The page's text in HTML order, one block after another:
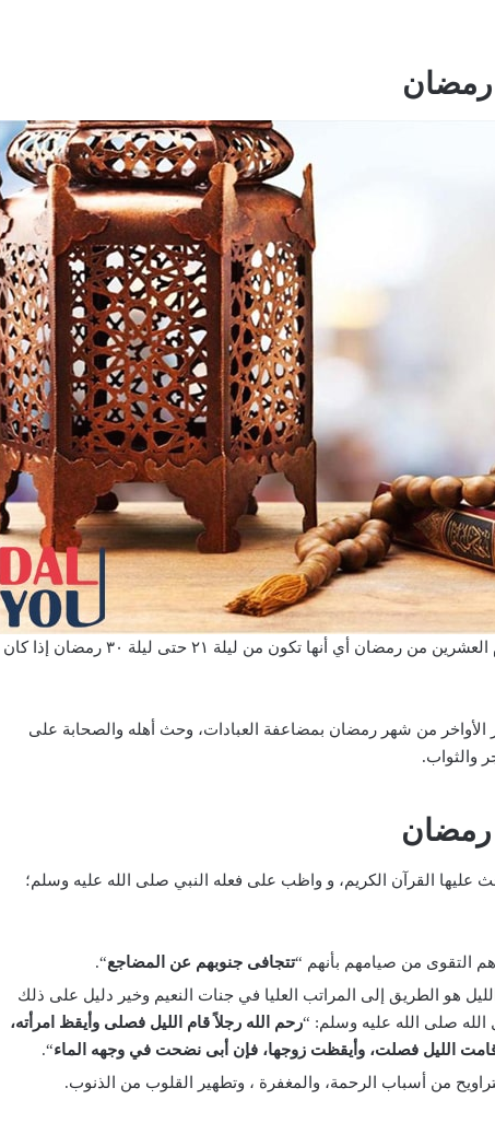
رمضان
تبدأ العشر الأواخر من رمضان منذ غروب شمس اليوم العشرين من رمضان أي أنها تكون من ليلة ٢١ حتى ليلة ٣٠ رمضان إذا كان
من شهر رمضان بمضاعفة العبادات، وحث أهله والصحابة على
والثواب.
رمضان
عليها القرآن الكريم، و واظب على فعله النبي صلى الله عليه وسلم؛
التقوى من صيامهم بأنهم “تتجافى جنوبهم عن المضاجع“.
هو الطريق إلى المراتب العليا في جنات النعيم وخير دليل على ذلك
صلى الله عليه وسلم: “رحم الله رجلاً قام الليل فصلى وأيقظ امرأته،
قامت الليل فصلت، وأيقظت زوجها، فإن أبى نضحت في وجهه الماء“.
من أسباب الرحمة، والمغفرة ، وتطهير القلوب من الذنوب.